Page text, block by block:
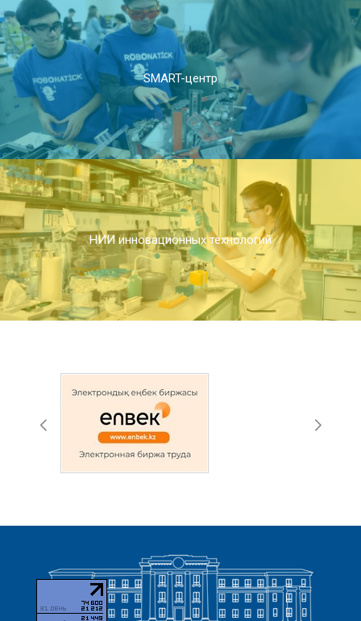
SMART-центр
НИИ инновационных технологий